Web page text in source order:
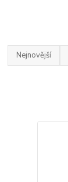
Nejnovější